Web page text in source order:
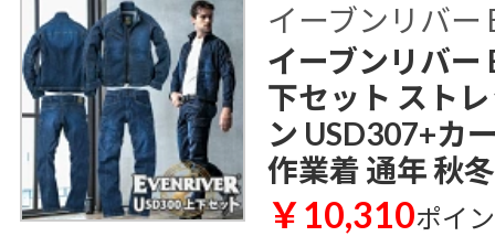
イーブンリバー
イーブンリバー
下セット スト
ン USD307+カ
作業着 通年 秋冬
￥10,310ポイ